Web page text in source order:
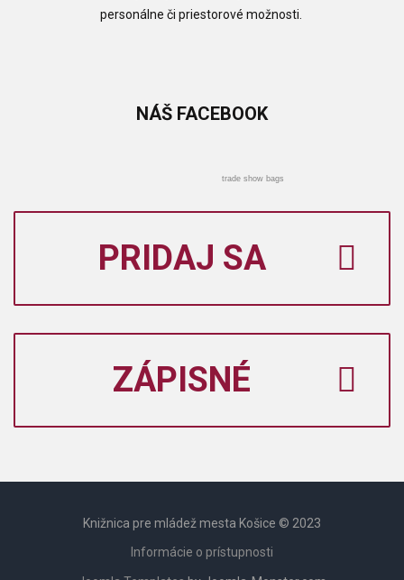
personálne či priestorové možnosti.
NÁŠ FACEBOOK
trade show bags
PRIDAJ SA
ZÁPISNÉ
Knižnica pre mládež mesta Košice © 2023
Informácie o prístupnosti